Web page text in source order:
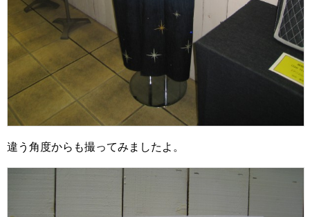
違う角度からも撮ってみましたよ。